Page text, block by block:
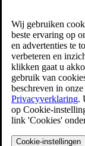
Knop van
onder het
Je kunt de